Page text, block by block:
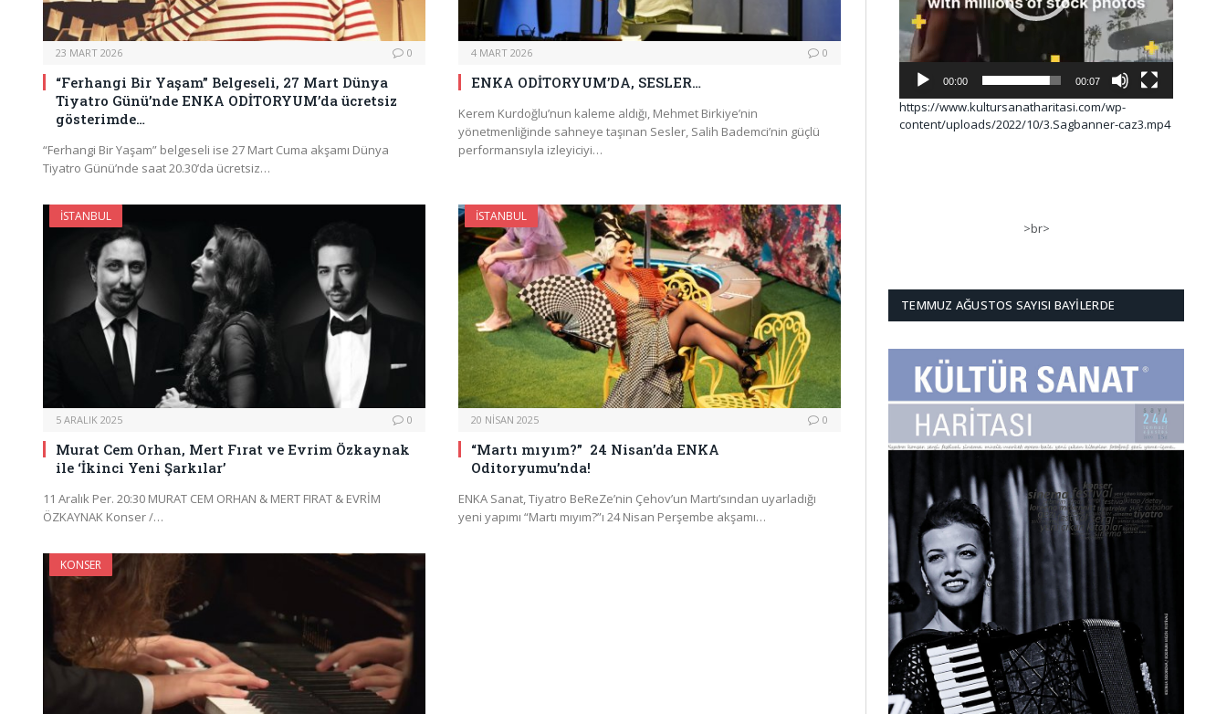
23 MART 2026 0
“Ferhangi Bir Yaşam” Belgeseli, 27 Mart Dünya
Tiyatro Günü’nde ENKA ODİTORYUM’da ücretsiz
gösterimde…
“Ferhangi Bir Yaşam” belgeseli ise 27 Mart Cuma akşamı Dünya
Tiyatro Günü’nde saat 20.30’da ücretsiz…
4 MART 2026 0
ENKA ODİTORYUM’DA, SESLER…
Kerem Kurdoğlu’nun kaleme aldığı, Mehmet Birkiye’nin
yönetmenliğinde sahneye taşınan Sesler, Salih Bademci’nin güçlü
performansıyla izleyiciyi…
İSTANBUL
5 ARALIK 2025 0
Murat Cem Orhan, Mert Fırat ve Evrim Özkaynak
ile ‘İkinci Yeni Şarkılar’
11 Aralık Per. 20:30 MURAT CEM ORHAN & MERT FIRAT & EVRİM
ÖZKAYNAK Konser /…
İSTANBUL
20 NISAN 2025 0
“Martı mıyım?” 24 Nisan’da ENKA
Oditoryumu’nda!
ENKA Sanat, Tiyatro BeReZe’nin Çehov’un Martı’sından uyarladığı
yeni yapımı “Martı mıyım?”ı 24 Nisan Perşembe akşamı…
KONSER
00:00 00:07
https://www.kultursanatharitasi.com/wp-
content/uploads/2022/10/3.Sagbanner-caz3.mp4
>br>
TEMMUZ AĞUSTOS SAYISI BAYILERDE